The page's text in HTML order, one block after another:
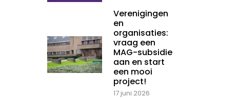
Verenigingen
en
organisaties:
vraag een
MAG-subsidie
aan en start
een mooi
project!
17 juni 2026